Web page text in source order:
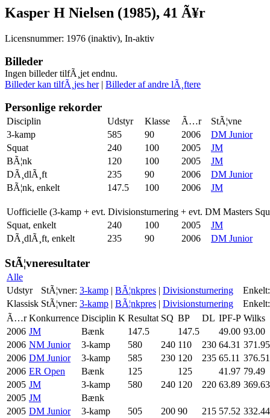
Kasper H Nielsen (1985), 41 Ã¥r
Licensnummer: 1976 (inaktiv), In-aktiv
Billeder
Ingen billeder tilfÃ¸jet endnu.
Billeder kan tilfÃ¸jes her| Billeder af andre lÃ¸ftere
Personlige rekorder
Disciplin Udstyr Klasse Ã…r
StÃ¦vne
3-kamp
585 90 2006
DM Junior
Squat
240 100 2005
JM
BÃ¦nk
120 100 2005
JM
DÃ¸dlÃ¸ft
235 90 2006
DM Junior
BÃ¦nk, enkelt
147.5 100 2006 JM
Uofficielle (3-kamp + evt. Divisionsturnering + evt. DM Masters
Squat, enkelt
240 100 2005
JM
DÃ¸dlÃ¸ft, enkelt
235 90 2006 DM Junior
StÃ¦vneresultater
Alle
Udstyr
StÃ¦vner: 3-kamp | BÃ¦nkpres | Divisionsturnering
Enkelt:
Klassisk StÃ¦vner: 3-kamp | BÃ¦nkpres | Divisionsturnering
Enkelt:
Ã…r Konkurrence Disciplin K Resultat SQ BP DL IPF-P Wilks
2006 JM Bænk 147.5 147.5 49.00 93.00
2006 NM Junior 3-kamp 580 240 110 230 64.31 371.95
2006 DM Junior 3-kamp 585 230 120 235 65.11 376.51
2006 ER Open Bænk 125 125 41.97 79.49
2005 JM 3-kamp 580 240 120 220 63.89 369.63
2005 JM
Bænk
2005 DM Junior 3-kamp 505 200 90 215 57.52 332.44